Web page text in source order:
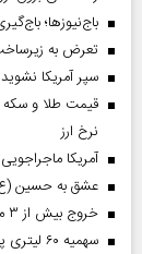
باج‌نیوزها؛
تعرض به
سپر آمریکا نشوید
نرخ ارز
آمریکا
عشق به حسین
خروج بیش از ۳ میلیون زائر از تمام مرز‌های کشور
سهمیه